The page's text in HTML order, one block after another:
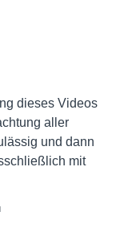
dieses Videos
aller
und dann
mit